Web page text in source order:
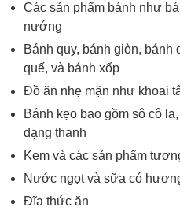
Các sản phẩm bánh như
nướng
Bánh quy, bánh giòn, bánh
quế, và bánh xốp
Đồ ăn nhẹ mặn như khoai
Bánh kẹo bao gồm sô cô
dạng thanh
Kem và các sản phẩm
Nước ngọt và sữa có
Đĩa thức ăn